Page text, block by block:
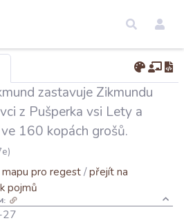
zastavuje Zikmundu
z Pušperka vsi Lety a
160 kopách grošů.
pro regest/přejít na
pojmů